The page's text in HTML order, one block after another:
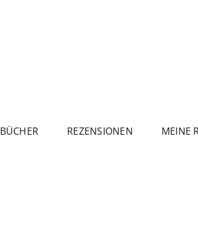
BÜCHER REZENSIONEN MEINE